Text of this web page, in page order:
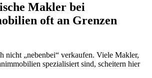
Makler bei
oft an Grenzen
nicht „nebenbei“ verkaufen. Viele Makler,
spezialisiert sind, scheitern hier